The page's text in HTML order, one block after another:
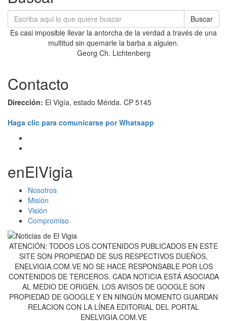
Buscar
Es casi imposible llevar la antorcha de la verdad a través de una
multitud sin quemarle la barba a alguien.
Georg Ch. Lichtenberg
Contacto
Dirección: El Vigía, estado Mérida. CP 5145
Haga clic para comunicarse por Whatsapp
enElVigia
Nosotros
Misión
Visión
Compromiso
ATENCIÓN: TODOS LOS CONTENIDOS PUBLICADOS EN ESTE
SITE SON PROPIEDAD DE SUS RESPECTIVOS DUEÑOS,
ENELVIGIA.COM.VE NO SE HACE RESPONSABLE POR LOS
CONTENIDOS DE TERCEROS. CADA NOTICIA ESTÁ ASOCIADA
AL MEDIO DE ORIGEN. LOS AVISOS DE GOOGLE SON
PROPIEDAD DE GOOGLE Y EN NINGÚN MOMENTO GUARDAN
RELACION CON LA LÍNEA EDITORIAL DEL PORTAL
ENELVIGIA.COM.VE